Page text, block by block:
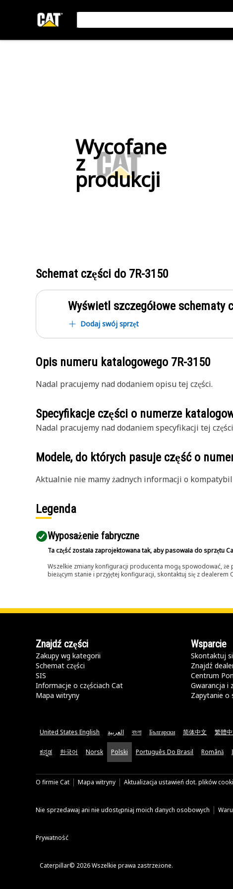
Wycofane
z
produkcji
Schemat części do 7R-3150
Wyświetl szczegółowe schematy
Dodaj swój sprzęt
Opis numeru katalogowego 7R-3150
Nadal pracujemy nad dodaniem opisu tej części.
Specyfikacje części o numerze
Nadal pracujemy nad dodaniem specyfikacji tej
Modele, do których pasuje część o
Aktualnie nie mamy żadnych informacji o
Legenda
Wyposażenie fabryczne
Ta część została zaprojektowana tak, aby pasowała do sprzętu
Wszelkie zmiany konfiguracji producenta mogą spowodować,
bieżącym stanie i przyjętej konfiguracji, skontaktuj się z
Znajdź części
Zakupy wg kategorii
Schemat części
SIS
Informacje o częściach Cat
Mapa witryny
Wsparcie
Skontaktuj
Znajdź
Centrum
Gwarancja i
Zapytanie o
United States English العربية বাংলা Български 简体中文 繁體
ಕನ್ನಡ 한국어 Norsk Polski Português Do Brasil Română
O firmie Cat Mapa witryny Aktualizacja ustawień dot. plików
Nie sprzedawaj ani nie udostępniaj moich danych osobowych
Prywatność
Caterpillar© 2026 Wszelkie prawa zastrzeżone.